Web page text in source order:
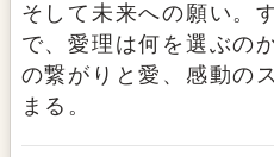
そして未来への願い。
で、愛理は何を選ぶの
の繋がりと愛、感動の
まる。